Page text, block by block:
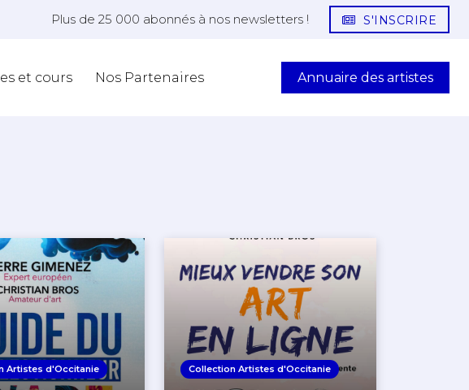
Plus de 25 000 abonnés à nos newsletters ! S'INSCRIRE
et cours Nos Partenaires Annuaire des artistes
Artistes d'Occitanie Collection Artistes d'Occitanie